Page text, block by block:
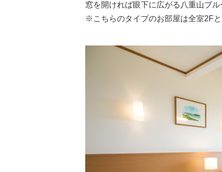
窓を開ければ眼下に広がる八重山ブ
※こちらのタイプのお部屋は全室2F